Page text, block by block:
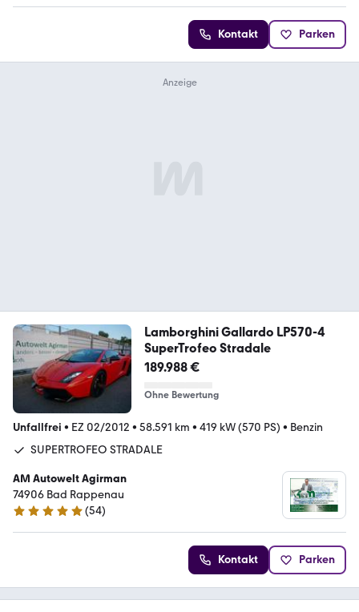
Kontakt Parken
Lamborghini Gallardo LP570-4
SuperTrofeo Stradale
189.988 €
Ohne Bewertung
Unfallfrei • EZ 02/2012 • 58.591 km • 419 kW (570 PS) • Benzin
SUPERTROFEO STRADALE
AM Autowelt Agirman
74906 Bad Rappenau
5 Sterne
(54)
Kontakt Parken